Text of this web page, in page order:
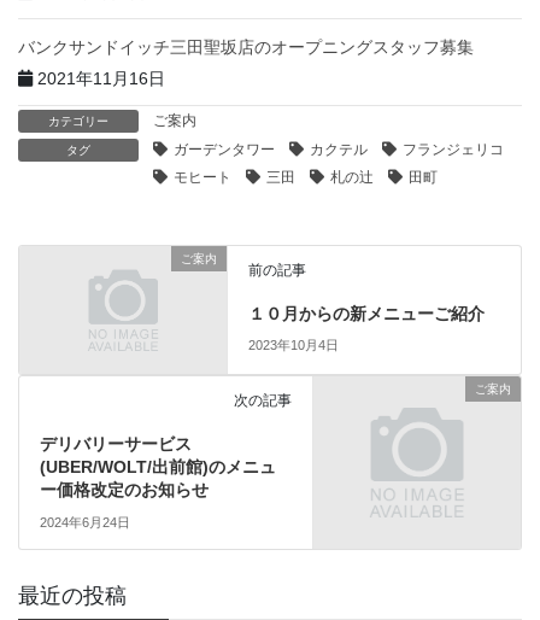
バンクサンドイッチ三田聖坂店のオープニングスタッフ募集
2021年11月16日
カテゴリー ご案内
タグ ガーデンタワー カクテル
フランジェリコ
モヒート
三田 札の辻 田町
ご案内
前の記事
１０月からの新メニューご紹介
2023年10月4日
ご案内
次の記事
デリバリーサービス
(UBER/WOLT/出前館)のメニュ
ー価格改定のお知らせ
2024年6月24日
最近の投稿